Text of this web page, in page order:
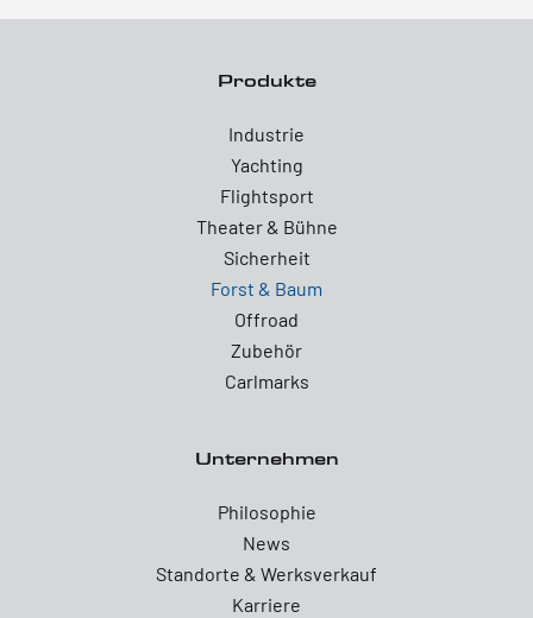
Produkte
Industrie
Yachting
Flightsport
Theater & Bühne
Sicherheit
Forst & Baum
Offroad
Zubehör
Carlmarks
Unternehmen
Philosophie
News
Standorte & Werksverkauf
Karriere